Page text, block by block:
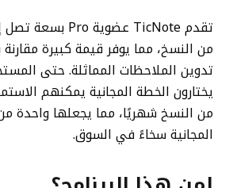
من النسخ، مما يوفر قيمة كبيرة مقارنة
تدوين الملاحظات المماثلة. حتى
من النسخ شهريًا، مما يجعلها واحدة
المجانية سخاءً في السوق.